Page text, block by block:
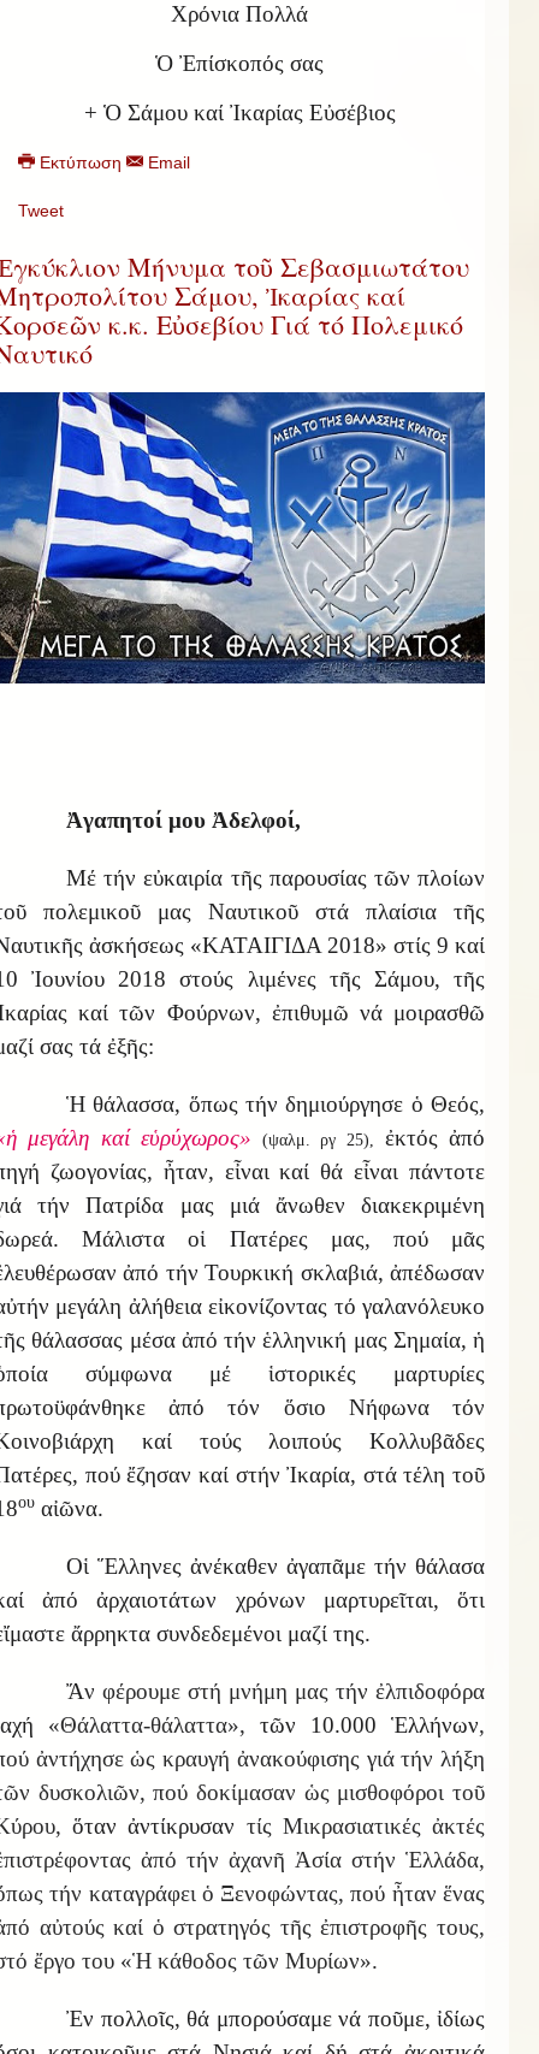
Χρόνια Πολλά
Ὁ Ἐπίσκοπός σας
+ Ὁ Σάμου καί Ἰκαρίας Εὐσέβιος
Εκτύπωση Email
Tweet
Μήνυμα τοῦ Σεβασμιωτάτου
Σάμου, Ἰκαρίας καί
κ.κ. Εὐσεβίου Γιά τό Πολεμικό
Ἀγαπητοί μου Ἀδελφοί,
Μέ τήν εὐκαιρία τῆς παρουσίας τῶν πλοίων
πολεμικοῦ μας Ναυτικοῦ στά πλαίσια τῆς
ἀσκήσεως «ΚΑΤΑΙΓΙΔΑ 2018» στίς 9 καί
Ἰουνίου 2018 στούς λιμένες τῆς Σάμου, τῆς
καί τῶν Φούρνων, ἐπιθυμῶ νά μοιρασθῶ
σας τά ἐξῆς:
Ἡ θάλασσα, ὅπως τήν δημιούργησε ὁ Θεός,
μεγάλη καί εὑρύχωρος»
(ψαλμ. ργ 25),
ἐκτός ἀπό
ζωογονίας, ἦταν, εἶναι καί θά εἶναι πάντοτε
τήν Πατρίδα μας μιά ἄνωθεν διακεκριμένη
Μάλιστα οἱ Πατέρες μας, πού μᾶς
ἀπό τήν Τουρκική σκλαβιά, ἀπέδωσαν
μεγάλη ἀλήθεια εἰκονίζοντας τό γαλανόλευκο
θάλασσας μέσα ἀπό τήν ἑλληνική μας Σημαία, ἡ
σύμφωνα μέ ἱστορικές μαρτυρίες
ἀπό τόν ὅσιο Νήφωνα τόν
καί τούς λοιπούς Κολλυβᾶδες
πού ἔζησαν καί στήν Ἰκαρία, στά τέλη τοῦ
ου αἰῶνα.
Οἱ Ἕλληνες ἀνέκαθεν ἀγαπᾶμε τήν θάλασα
ἀπό ἀρχαιοτάτων χρόνων μαρτυρεῖται, ὅτι
ἄρρηκτα συνδεδεμένοι μαζί της.
Ἄν φέρουμε στή μνήμη μας τήν ἐλπιδοφόρα
«Θάλαττα-θάλαττα», τῶν 10.000 Ἑλλήνων,
ἀντήχησε ὡς κραυγή ἀνακούφισης γιά τήν λήξη
δυσκολιῶν, πού δοκίμασαν ὡς μισθοφόροι τοῦ
ὅταν ἀντίκρυσαν τίς Μικρασιατικές ἀκτές
ἀπό τήν ἀχανῆ Ἀσία στήν Ἑλλάδα,
τήν καταγράφει ὁ Ξενοφώντας, πού ἦταν ἕνας
αὐτούς καί ὁ στρατηγός τῆς ἐπιστροφῆς τους,
ἔργο του «Ἡ κάθοδος τῶν Μυρίων».
Ἐν πολλοῖς, θά μπορούσαμε νά ποῦμε, ἰδίως